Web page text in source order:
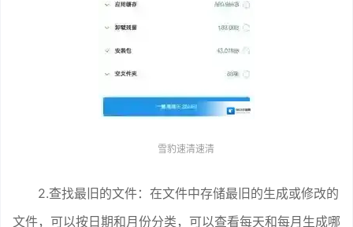
雪豹速清速清
2.查找最旧的文件：在文件中存储最旧的生成或修改的
文件，可以按日期和月份分类，可以查看每天和每月生成哪